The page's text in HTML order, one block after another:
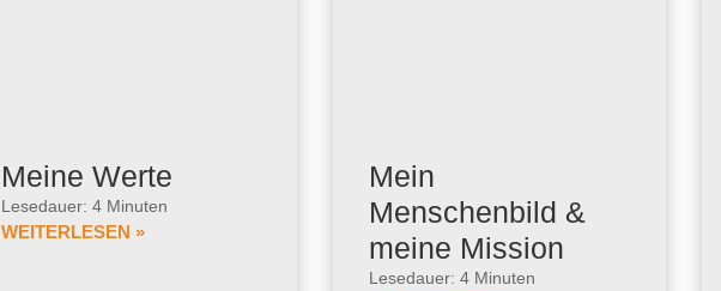
Meine Werte
Lesedauer: 4 Minuten
WEITERLESEN »
Mein
Menschenbild &
meine Mission
Lesedauer: 4 Minuten